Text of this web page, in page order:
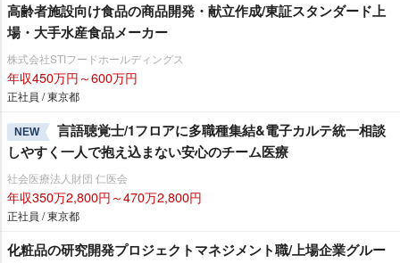
高齢者施設向け食品の商品開発・献立作成/東証スタンダード上
場・大手水産食品メーカー
株式会社STIフードホールディングス
年収450万円～600万円
正社員 / 東京都
NEW
言語聴覚士/1フロアに多職種集結&電子カルテ統一相談
しやすく一人で抱え込まない安心のチーム医療
社会医療法人財団 仁医会
年収350万2,800円～470万2,800円
正社員 / 東京都
化粧品の研究開発プロジェクトマネジメント職/上場企業グルー